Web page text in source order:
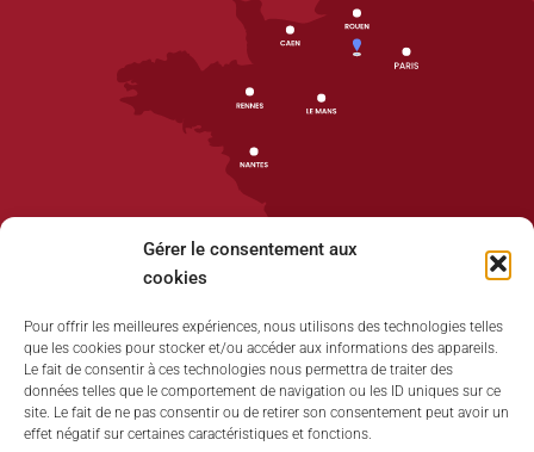
Gérer le consentement aux
cookies
Pour offrir les meilleures expériences, nous utilisons des technologies telles
que les cookies pour stocker et/ou accéder aux informations des appareils.
Le fait de consentir à ces technologies nous permettra de traiter des
données telles que le comportement de navigation ou les ID uniques sur ce
site. Le fait de ne pas consentir ou de retirer son consentement peut avoir un
effet négatif sur certaines caractéristiques et fonctions.
Accueil
Plan du site